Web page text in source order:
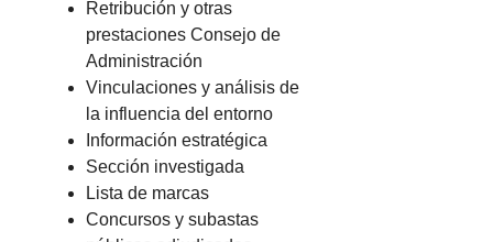
Retribución y otras
prestaciones Consejo de
Administración
Vinculaciones y análisis de
la influencia del entorno
Información estratégica
Sección investigada
Lista de marcas
Concursos y subastas